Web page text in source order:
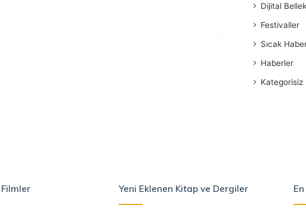
Dijital Bellek
Festivaller
Sıcak
Haberler
Kategorisiz
Yeni Eklenen Kitap ve Dergiler